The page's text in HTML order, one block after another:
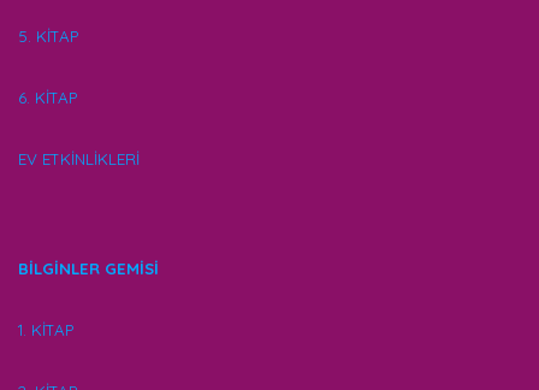
5. KİTAP
6. KİTAP
EV ETKİNLİKLERİ
BİLGİNLER GEMİSİ
1. KİTAP